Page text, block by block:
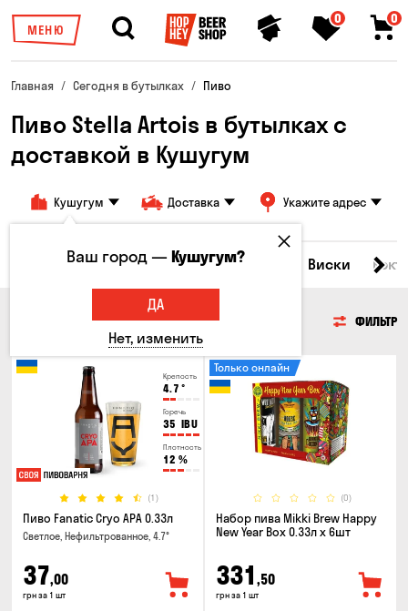
МЕНЮ
0 0
Главная Сегодня в бутылках Пиво
Пиво Stella Artois в бутылках с
доставкой в ​​Кушугум
Кушугум Доставка Укажите адрес
Все товары Пиво Сидр Виски
ФИЛЬТР
Крепость
4.7 °
Горечь
35 IBU
Плотность
12 %
(1)
Пиво Fanatic Cryo APA 0.33л
Светлое, Нефильтрованное, 4.7°
37,00
грн за 1 шт
(0)
Только онлайн
Набор пива Mikki Brew Happy
New Year Box 0.33л x 6шт
331 ,50
грн за 1 шт
Ваш город —Кушугум?
ДА
Нет, изменить